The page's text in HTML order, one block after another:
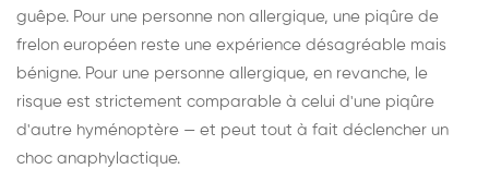
guêpe. Pour une personne non allergique, une piqûre de
frelon européen reste une expérience désagréable mais
bénigne. Pour une personne allergique, en revanche, le
risque est strictement comparable à celui d'une piqûre
d'autre hyménoptère — et peut tout à fait déclencher un
choc anaphylactique.